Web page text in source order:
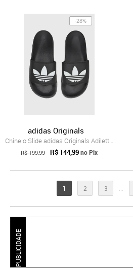
-28%
adidas Originals
Chinelo Slide adidas Originals Adilette Lite Preto
R$ 199,99 R$ 144,99no Pix
1 2 3
PUBLICIDADE